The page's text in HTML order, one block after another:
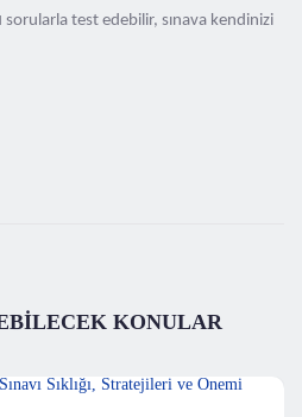
sorularla test edebilir, sınava kendinizi
KONULAR